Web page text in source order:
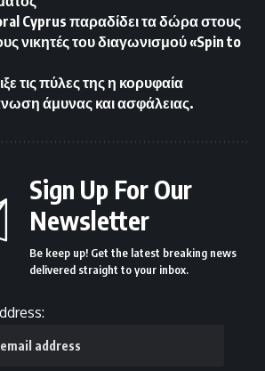
Cyprus παραδίδει τα δώρα στους
νικητές του διαγωνισμού «Spin to
τις πύλες της η κορυφαία
άμυνας και ασφάλειας.
Sign Up For Our
Newsletter
Be keep up! Get the latest breaking news
delivered straight to your inbox.